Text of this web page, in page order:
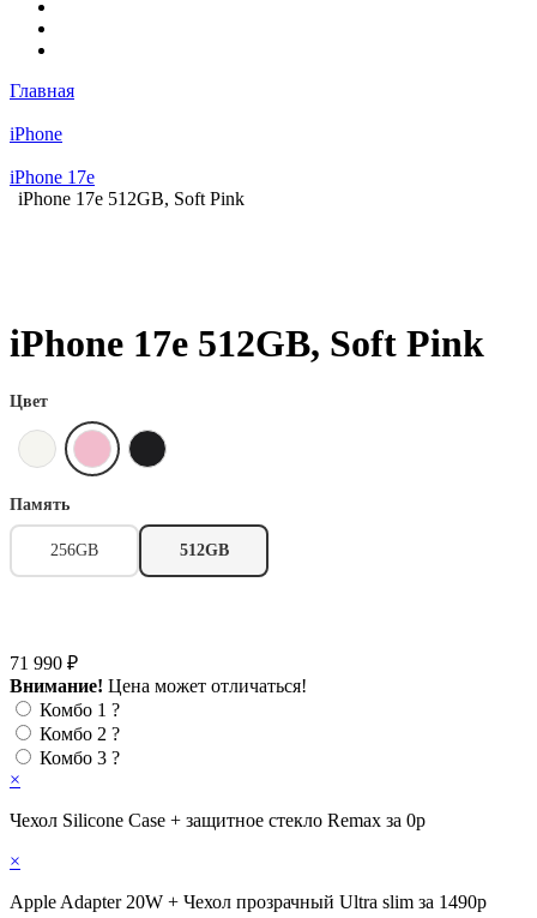
Главная
iPhone
iPhone 17e
iPhone 17e 512GB, Soft Pink
iPhone 17e 512GB, Soft Pink
Цвет
Память
256GB 512GB
71 990 ₽
Внимание! Цена может отличаться!
Комбо 1 ?
Комбо 2 ?
Комбо 3 ?
×
Чехол Silicone Case + защитное стекло Remax за 0р
×
Apple Adapter 20W + Чехол прозрачный Ultra slim за 1490р